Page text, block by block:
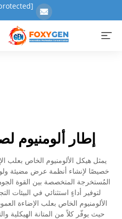
[email protected]
إطار ألومنيوم
يمثل هيكل الألومنيوم الخاص بعلب
خصيصًا لإنشاء أنظمة عرض مضيئة
المُستخرجة المتخصصة بين القوة
لتوفير أداءٍ استثنائي في البيئات
حيث يوفّر كلاً من المتانة الهيكلية